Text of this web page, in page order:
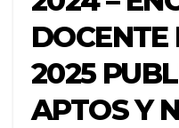
2025
APTOS Y